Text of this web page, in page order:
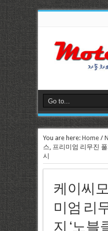
You are here: Home/
스, 프리미엄 리무진 풀
시
케이씨
미엄 리
지 ‘노블